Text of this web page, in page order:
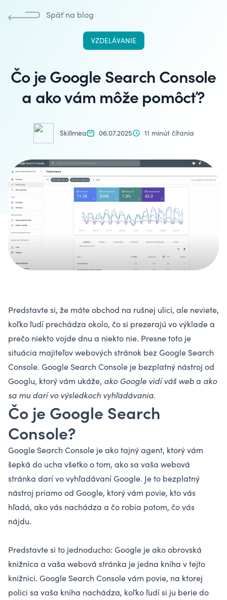
Späť na blog
VZDELÁVANIE
Čo je Google Search Console
a ako vám môže pomôcť?
Skillmea 06.07.2025 11 minút čítania
Predstavte si, že máte obchod na rušnej ulici, ale neviete,
koľko ľudí prechádza okolo, čo si prezerajú vo výklade a
prečo niekto vojde dnu a niekto nie. Presne toto je
situácia majiteľov webových stránok bez Google Search
Console. Google Search Console je bezplatný nástroj od
Googlu, ktorý vám ukáže, ako Google vidí váš weba ako
sa mu darí vo výsledkoch vyhľadávania.
Čo je Google Search
Console?
Google Search Console je ako tajný agent, ktorý vám
šepká do ucha všetko o tom, ako sa vaša webová
stránka darí vo vyhľadávaní Google. Je to bezplatný
nástroj priamo od Google, ktorý vám povie, kto vás
hľadá, ako vás nachádza a čo robia potom, čo vás
nájdu.
Predstavte si to jednoducho: Google je ako obrovská
knižnica a vaša webová stránka je jedna kniha v tejto
knižnici. Google Search Console vám povie, na ktorej
polici sa vaša kniha nachádza, koľko ľudí si ju berie do